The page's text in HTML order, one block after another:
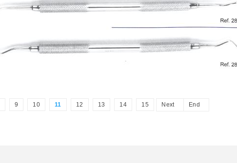
9 10 11 12 13 14 15 Next End